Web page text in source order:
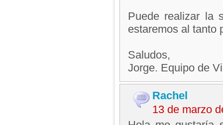
Puede realizar la
estaremos al tanto
Saludos,
Jorge. Equipo de
Rachel
13 de marzo